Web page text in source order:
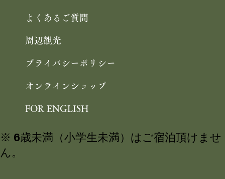
よくあるご質問
周辺観光
プライバシーポリシー
オンラインショップ
FOR ENGLISH
※ 6歳未満（小学生未満）はご宿泊頂けませ
ん。